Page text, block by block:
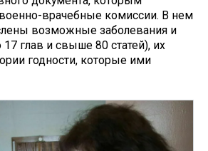
врачебные комиссии. В нем
возможные заболевания и
17 глав и свыше 80 статей), их
годности, которые ими